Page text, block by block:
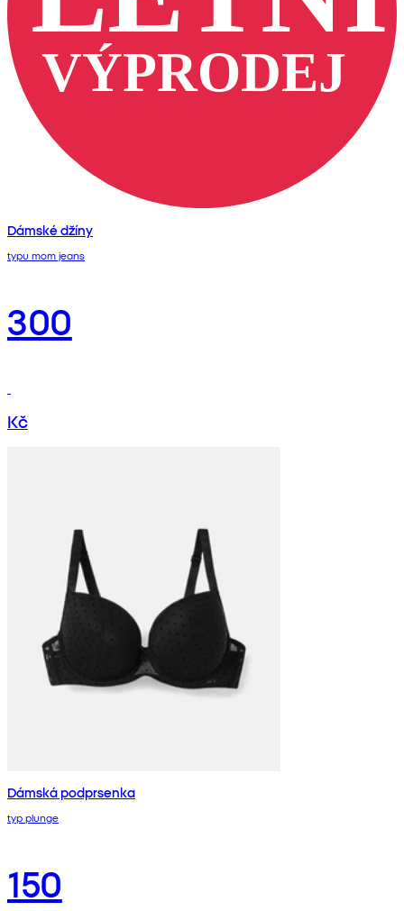
Dámské džíny
typu mom jeans
300
Kč
Dámská podprsenka
typ plunge
150